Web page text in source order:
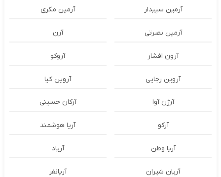
آرمین سپیدار آرمین مکری
آرمین نصرتی آرن
آرون افشار آروکو
آروین رجایی آروین کیا
آرژن آوا آرکان حسینی
آرکو آریا هوشمند
آریا وطن آریاد
آریان شیران آریانفر